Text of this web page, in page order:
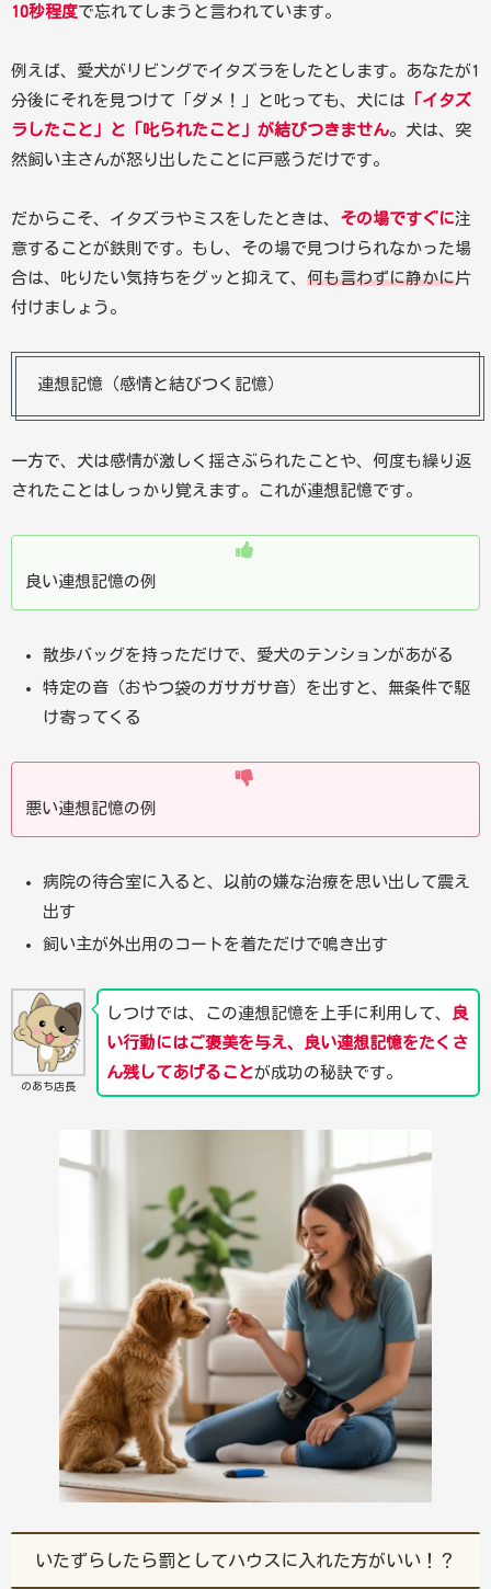
10秒程度で忘れてしまうと言われています。
例えば、愛犬がリビングでイタズラをしたとします。あなたが1
分後にそれを見つけて「ダメ！」と叱っても、犬には 「イタズ
ラしたこと」と「叱られたこと」が結びつきません。犬は、突
然飼い主さんが怒り出したことに戸惑うだけです。
だからこそ、イタズラやミスをしたときは、 その場ですぐに注
意することが鉄則です。もし、その場で見つけられなかった場
合は、叱りたい気持ちをグッと抑えて、 何も言わずに静かに片
付けましょう。
連想記憶（感情と結びつく記憶）
一方で、犬は感情が激しく揺さぶられたことや、何度も繰り返
されたことはしっかり覚えます。これが連想記憶です。
良い連想記憶の例
散歩バッグを持っただけで、愛犬のテンションがあがる
特定の音（おやつ袋のガサガサ音）を出すと、無条件で駆
け寄ってくる
悪い連想記憶の例
病院の待合室に入ると、以前の嫌な治療を思い出して震え
出す
飼い主が外出用のコートを着ただけで鳴き出す
のあち店長
しつけでは、この連想記憶を上手に利用して、
良
い行動にはご褒美を与え、良い連想記憶をたくさ
ん残してあげることが成功の秘訣です。
いたずらしたら罰としてハウスに入れた方がいい！？